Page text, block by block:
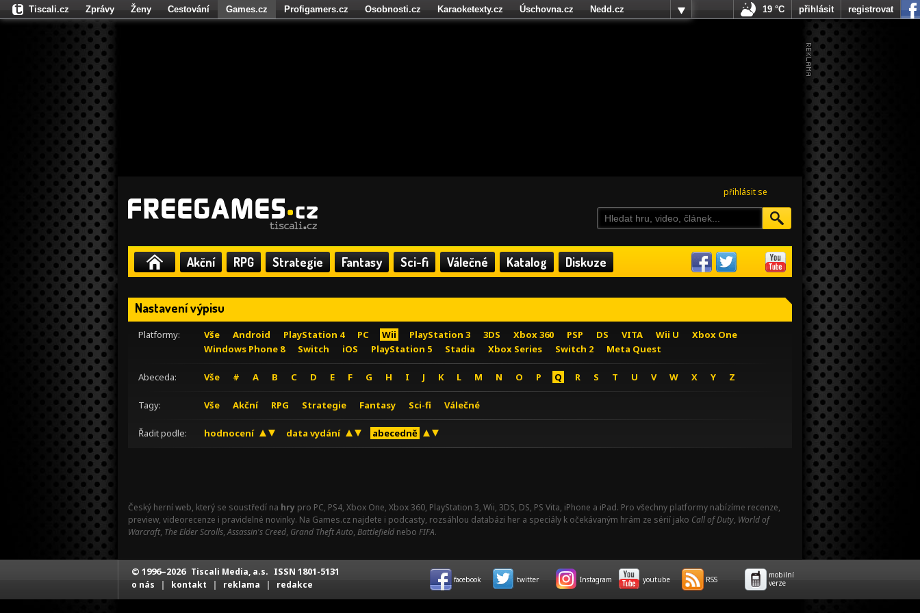
přihlásit se
Akční RPG Strategie Fantasy Sci-fi Válečné Katalog Diskuze
Nastavení výpisu
Platformy: Vše Android PlayStation 4 PC Wii PlayStation 3 3DS Xbox 360 PSP DS VITA Wii U
Xbox One
Windows Phone 8
Switch iOS PlayStation 5 Stadia Xbox Series Switch 2 Meta Quest
Abeceda: Vše # A B C D E F G H I J K L M N O P Q R S T U V W X Y Z
Tagy: Vše Akční RPG Strategie Fantasy Sci-fi Válečné
Řadit podle: hodnocení data vydání abecedně
Český herní web, který se soustředí na hry pro PC, PS4, Xbox One, Xbox 360, PlayStation 3, Wii, 3DS, DS, PS Vita, iPhone a iPad. Pro všechny platformy nabízíme recenze,
preview, videorecenze i pravidelné novinky. Na Games.cz najdete i podcasty, rozsáhlou databázi her a speciály k očekávaným hrám ze sérií jako Call of Duty, World of
Warcraft, The Elder Scrolls,Assassin's Creed, Grand Theft Auto, Battlefield nebo FIFA.
Tiscali.cz Zprávy Ženy Cestování Games.cz Profigamers.cz Osobnosti.cz Karaoketexty.cz Úschovna.cz
Nedd.cz
Fights.cz
19 °C přihlásit registrovat
© 1996–2026 Tiscali Media, a.s. ISSN 1801-5131
o nás | kontakt | reklama | redakce facebook twitter Instagram youtube RSS
mobilní
verze